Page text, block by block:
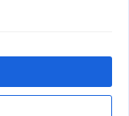
og designet av